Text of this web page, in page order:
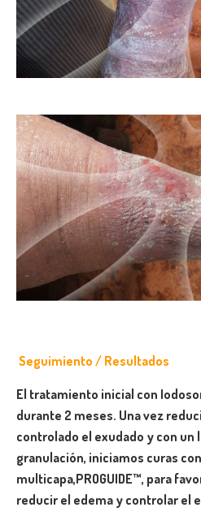
Seguimiento / Resultados
El tratamiento inicial con
durante 2 meses. Una vez
controlado el exudado y con un
granulación, iniciamos curas
multicapa,PROGUIDE™, para
reducir el edema y controlar el